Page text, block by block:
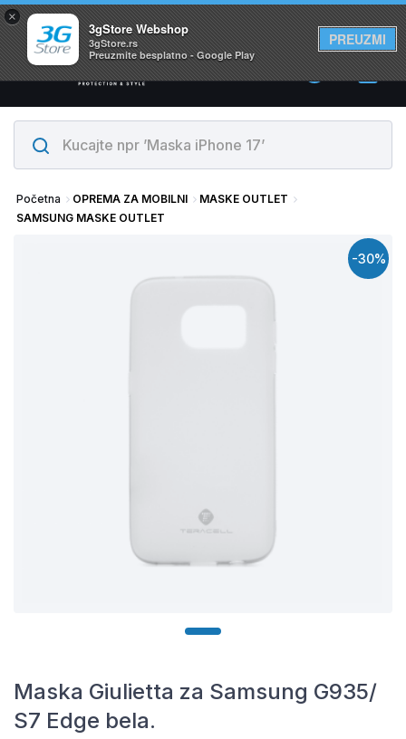
×
3gStore Webshop
3gStore.rs
Preuzmite besplatno - Google Play
PREUZMI
Svi proizvodi su na lageru. Slanje istog dana!
0
Početna OPREMA ZA MOBILNI
MASKE OUTLET
SAMSUNG MASKE OUTLET
-30%
Maska Giulietta za Samsung G935/
S7 Edge bela.